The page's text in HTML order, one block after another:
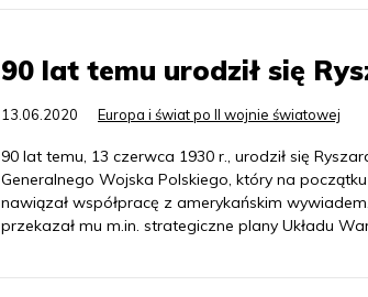
90 lat temu urodził się
13.06.2020 Europa i świat po II wojnie światowej
90 lat temu, 13 czerwca 1930 r., urodził się
Generalnego Wojska Polskiego, który na
nawiązał współpracę z amerykańskim
przekazał mu m.in. strategiczne plany Układu